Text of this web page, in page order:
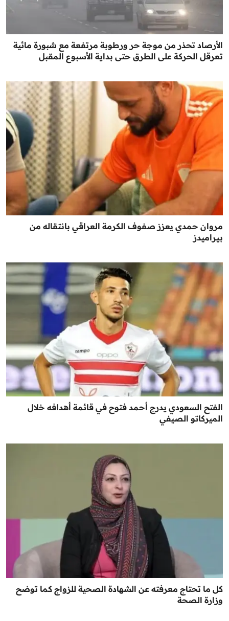
الأرصاد تحذر من موجة حر ورطوبة مرتفعة مع شبورة مائية
تعرقل الحركة على الطرق حتى بداية الأسبوع المقبل
مروان حمدي يعزز صفوف الكرمة العراقي بانتقاله من
بيراميدز
الفتح السعودي يدرج أحمد فتوح في قائمة أهدافه خلال
الميركاتو الصيفي
كل ما تحتاج معرفته عن الشهادة الصحية للزواج كما توضح
وزارة الصحة